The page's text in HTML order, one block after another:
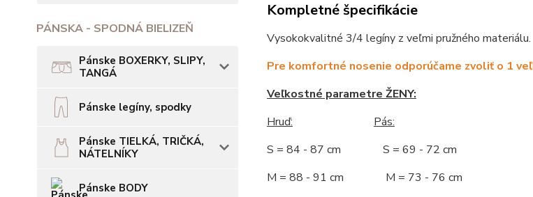
PÁNSKA - SPODNÁ BIELIZEŇ
Pánske BOXERKY, SLIPY,
TANGÁ
Pánske legíny, spodky
Pánske TIELKÁ, TRIČKÁ,
NÁTELNÍKY
Pánske BODY
Kompletné špecifikácie
Vysokokvalitné 3/4 legíny z veľmi pružného materiálu.
Pre komfortné nosenie odporúčame zvoliť o 1
Veľkostné parametre ŽENY:
Hruď:
Pás:
S = 84 - 87 cm S = 69 - 72 cm
M = 88 - 91 cm M = 73 - 76 cm